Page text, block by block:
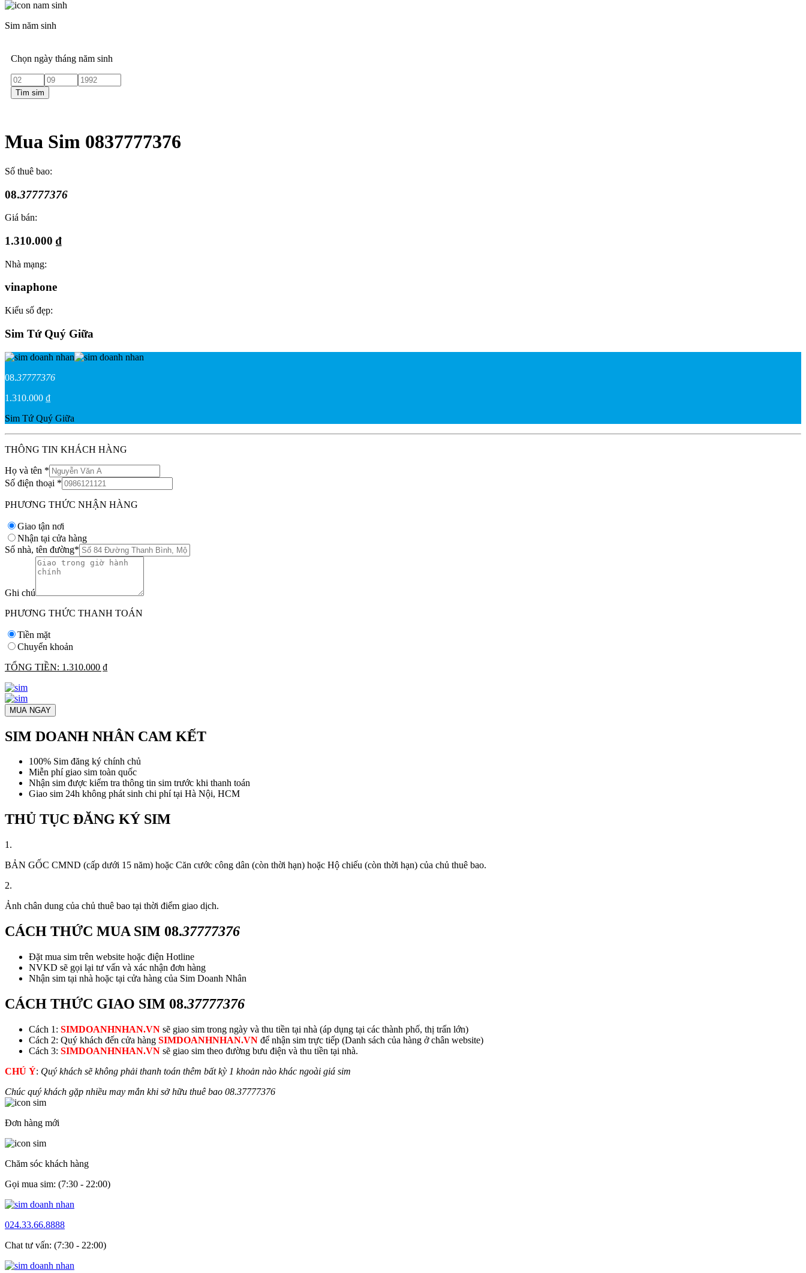
Sim năm sinh
Chọn ngày tháng năm sinh
Tìm sim
Mua Sim 0837777376
Số thuê bao:
08.37777376
Giá bán:
1.310.000 ₫
Nhà mạng:
vinaphone
Kiểu số đẹp:
Sim Tứ Quý Giữa
08.37777376
1.310.000 ₫
Sim Tứ Quý Giữa
THÔNG TIN KHÁCH HÀNG
Họ và tên *
Số điện thoại *
PHƯƠNG THỨC NHẬN HÀNG
Giao tận nơi
Nhận tại cửa hàng
Số nhà, tên đường*
Ghi chú
PHƯƠNG THỨC THANH TOÁN
Tiền mặt
Chuyển khoản
TỔNG TIỀN: 1.310.000 ₫
MUA NGAY
SIM DOANH NHÂN CAM KẾT
100% Sim đăng ký chính chủ
Miễn phí giao sim toàn quốc
Nhận sim được kiểm tra thông tin sim trước khi thanh toán
Giao sim 24h không phát sinh chi phí tại Hà Nội, HCM
THỦ TỤC ĐĂNG KÝ SIM
1.
BẢN GỐC CMND (cấp dưới 15 năm) hoặc Căn cước công dân (còn thời hạn) hoặc Hộ chiếu (còn thời hạn) của chủ thuê bao.
2.
Ảnh chân dung của chủ thuê bao tại thời điểm giao dịch.
CÁCH THỨC MUA SIM 08.37777376
Đặt mua sim trên website hoặc điện Hotline
NVKD sẽ gọi lại tư vấn và xác nhận đơn hàng
Nhận sim tại nhà hoặc tại cửa hàng của Sim Doanh Nhân
CÁCH THỨC GIAO SIM 08.37777376
Cách 1: SIMDOANHNHAN.VN sẽ giao sim trong ngày và thu tiền tại nhà (áp dụng tại các thành phố, thị trấn lớn)
Cách 2: Quý khách đến cửa hàng SIMDOANHNHAN.VN để nhận sim trực tiếp (Danh sách của hàng ở chân website)
Cách 3: SIMDOANHNHAN.VN sẽ giao sim theo đường bưu điện và thu tiền tại nhà.
CHÚ Ý: Quý khách sẽ không phải thanh toán thêm bất kỳ 1 khoản nào khác ngoài giá sim
Chúc quý khách gặp nhiều may mắn khi sở hữu thuê bao 08.37777376
Đơn hàng mới
Chăm sóc khách hàng
Gọi mua sim: (7:30 - 22:00)
024.33.66.8888
Chat tư vấn: (7:30 - 22:00)